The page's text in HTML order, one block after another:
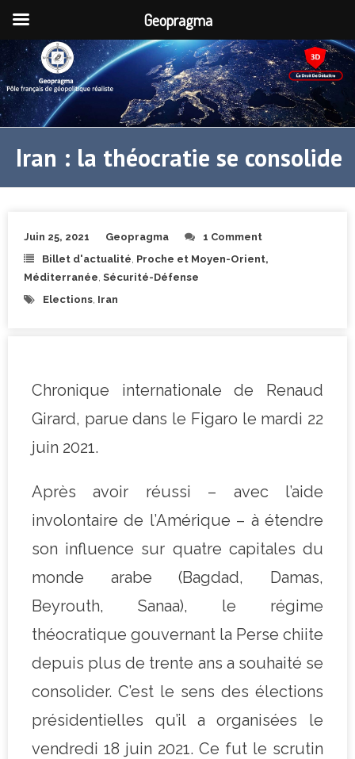
Iran : la théocratie se consolide
Juin 25, 2021 Geopragma
1 Comment
Billet d'actualité Proche et Moyen-Orient,
Méditerranée Sécurité-Défense
Elections Iran
Chronique internationale de Renaud
Girard, parue dans le Figaro le mardi 22
juin 2021.
Après avoir réussi – avec l’aide
involontaire de l’Amérique – à étendre
son influence sur quatre capitales du
monde arabe (Bagdad, Damas,
Beyrouth, Sanaa), le régime
théocratique gouvernant la Perse chiite
depuis plus de trente ans a souhaité se
consolider. C’est le sens des élections
présidentielles qu’il a organisées le
vendredi 18 juin 2021. Ce fut le scrutin
Geopragma